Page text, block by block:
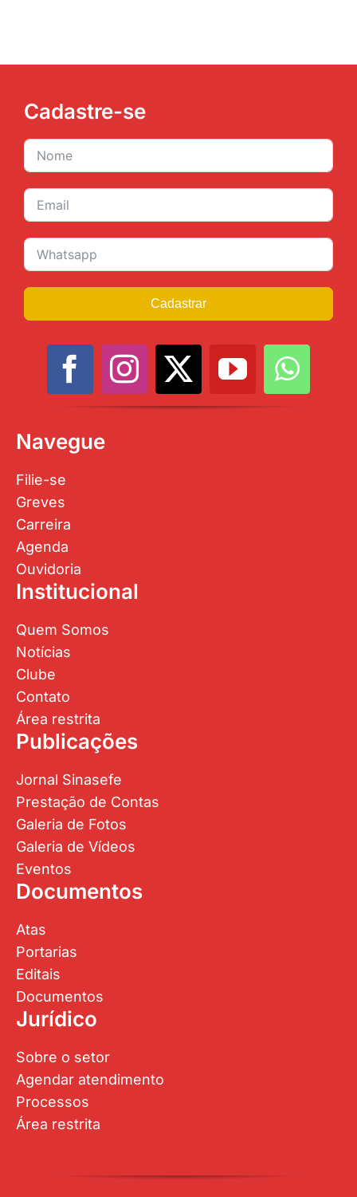
Cadastre-se
Cadastrar
Navegue
Filie-se
Greves
Carreira
Agenda
Ouvidoria
Institucional
Quem Somos
Notícias
Clube
Contato
Área restrita
Publicações
Jornal Sinasefe
Prestação de Contas
Galeria de Fotos
Galeria de Vídeos
Eventos
Documentos
Atas
Portarias
Editais
Documentos
Jurídico
Sobre o setor
Agendar atendimento
Processos
Área restrita